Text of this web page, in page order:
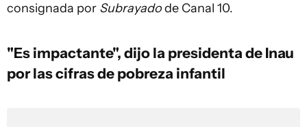
consignada por Subrayadode Canal 10.
"Es impactante", dijo la presidenta de Inau
por las cifras de pobreza infantil